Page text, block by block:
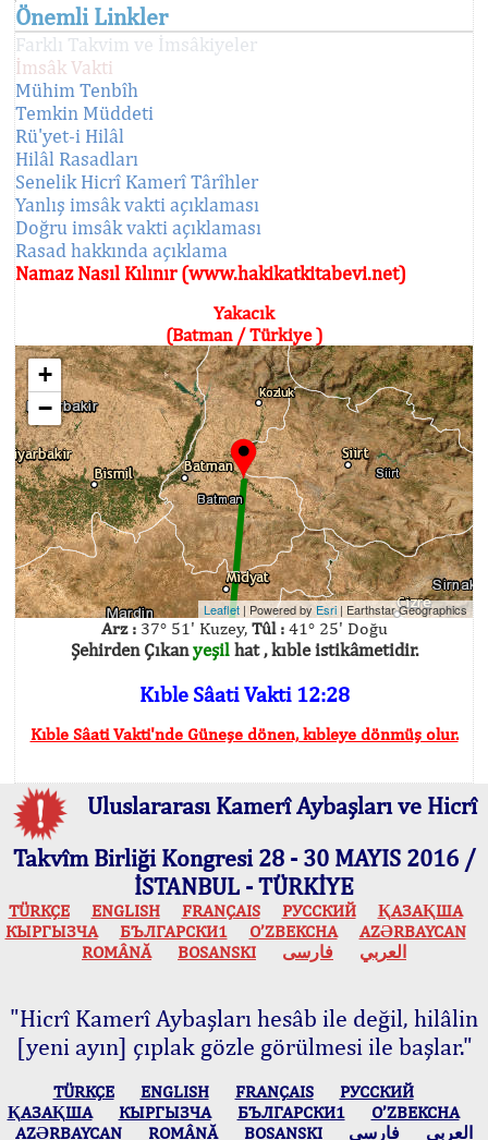
Önemli Linkler
Farklı Takvim ve İmsâkiyeler
İmsâk Vakti
Mühim Tenbîh
Temkin Müddeti
Rü'yet-i Hilâl
Hilâl Rasadları
Senelik Hicrî Kamerî Târîhler
Yanlış imsâk vakti açıklaması
Doğru imsâk vakti açıklaması
Rasad hakkında açıklama
Namaz Nasıl Kılınır (www.hakikatkitabevi.net)
Yakacık
(Batman / Türkiye )
+
−
Leaflet | Powered by Esri | Earthstar Geographics
Arz :37° 51' Kuzey, Tûl :41° 25' Doğu
Şehirden Çıkanyeşilhat , kıble istikâmetidir.
Kıble Sâati Vakti 12:28
Kıble Sâati Vakti'nde Güneşe dönen, kıbleye dönmüş olur.
Uluslararası Kamerî Aybaşları ve Hicrî
Takvîm Birliği Kongresi 28 - 30 MAYIS 2016 /
İSTANBUL - TÜRKİYE
TÜRKÇE ENGLISH FRANÇAIS РУССКИЙ
ҚАЗАҚША
КЫPГЫЗЧA
БЪЛГАРСКИ1 O’ZBEKCHA
AZӘRBAYCAN
ROMÂNĂ
BOSANSKI العربي فارسی
"Hicrî Kamerî Aybaşları hesâb ile değil, hilâlin
[yeni ayın] çıplak gözle görülmesi ile başlar."
TÜRKÇE ENGLISH FRANÇAIS
РУССКИЙ
ҚАЗАҚША
КЫPГЫЗЧA БЪЛГАРСКИ1
O’ZBEKCHA
AZӘRBAYCAN
ROMÂNĂ BOSANSKI العربي فارسی